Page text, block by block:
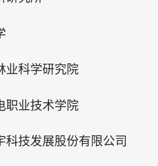
业科学研究院
职业技术学院
科技发展股份有限公司